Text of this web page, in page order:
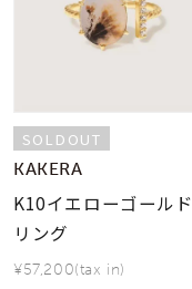
SOLDOUT
KAKERA
K10イエローゴールド
リング
¥57,200(tax in)